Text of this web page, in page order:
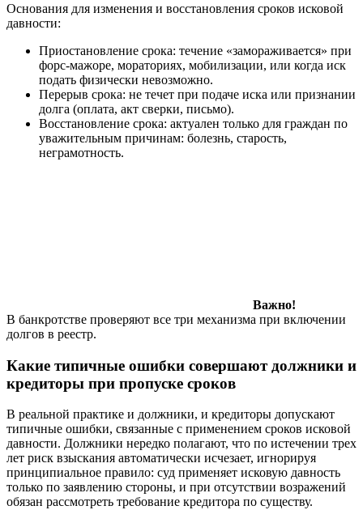
Основания для изменения и восстановления сроков исковой
давности:
Приостановление срока: течение «замораживается» при
форс-мажоре, мораториях, мобилизации, или когда иск
подать физически невозможно.
Перерыв срока: не течет при подаче иска или признании
долга (оплата, акт сверки, письмо).
Восстановление срока: актуален только для граждан по
уважительным причинам: болезнь, старость,
неграмотность.
Важно!
В банкротстве проверяют все три механизма при включении
долгов в реестр.
Какие типичные ошибки совершают должники и
кредиторы при пропуске сроков
В реальной практике и должники, и кредиторы допускают
типичные ошибки, связанные с применением сроков исковой
давности. Должники нередко полагают, что по истечении трех
лет риск взыскания автоматически исчезает, игнорируя
принципиальное правило: суд применяет исковую давность
только по заявлению стороны, и при отсутствии возражений
обязан рассмотреть требование кредитора по существу.